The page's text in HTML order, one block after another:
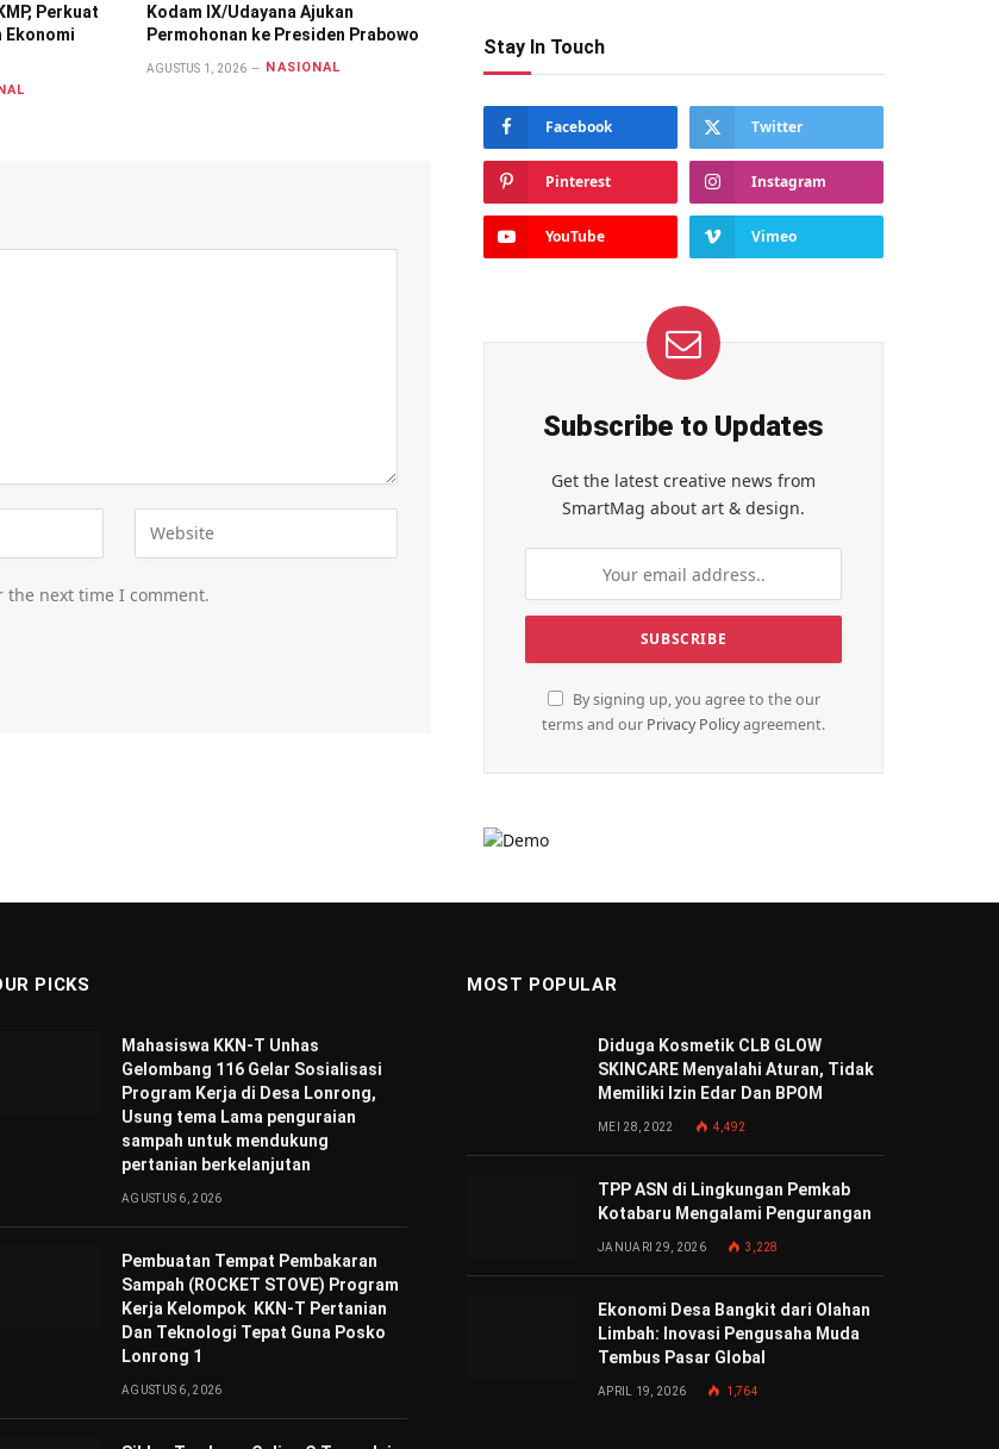
Perkuat
Ekonomi
Kodam IX/Udayana Ajukan
Permohonan ke Presiden Prabowo
AGUSTUS 1, 2026 NASIONAL
the next time I comment.
Stay In Touch
Facebook Twitter
Pinterest Instagram
YouTube Vimeo
Subscribe to Updates
Get the latest creative news from
SmartMag about art & design.
By signing up, you agree to the our
terms and our Privacy Policyagreement.
PICKS
Mahasiswa KKN-T Unhas
Gelombang 116 Gelar Sosialisasi
Program Kerja di Desa Lonrong,
Usung tema Lama penguraian
sampah untuk mendukung
pertanian berkelanjutan
AGUSTUS 6, 2026
Pembuatan Tempat Pembakaran
Sampah (ROCKET STOVE) Program
Kerja Kelompok KKN-T Pertanian
Dan Teknologi Tepat Guna Posko
Lonrong 1
AGUSTUS 6, 2026
MOST POPULAR
Diduga Kosmetik CLB GLOW
SKINCARE Menyalahi Aturan, Tidak
Memiliki Izin Edar Dan BPOM
MEI 28, 2022 4,492
TPP ASN di Lingkungan Pemkab
Kotabaru Mengalami Pengurangan
JANUARI 29, 2026 3,228
Ekonomi Desa Bangkit dari Olahan
Limbah: Inovasi Pengusaha Muda
Tembus Pasar Global
APRIL 19, 2026 1,764